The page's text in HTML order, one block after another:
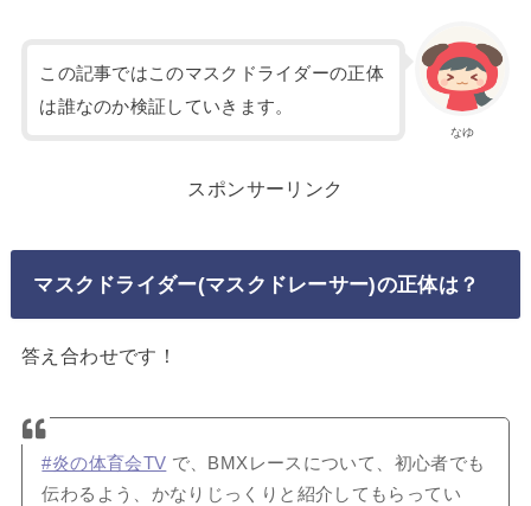
なゆ
この記事ではこのマスクドライダーの正体
は誰なのか検証していきます。
スポンサーリンク
マスクドライダー(マスクドレーサー)の正体は？
答え合わせです！
#炎の体育会TV で、BMXレースについて、初心者でも
伝わるよう、かなりじっくりと紹介してもらってい